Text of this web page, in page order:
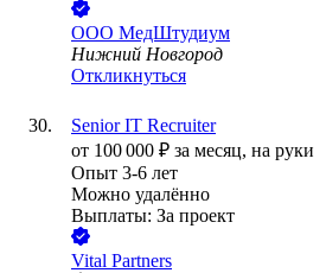
ООО МедШтудиум
Нижний Новгород
Откликнуться
Senior IT Recruiter
от 100 000 ₽ за месяц, на руки
Опыт 3-6 лет
Можно удалённо
Выплаты: За проект
Vital Partners